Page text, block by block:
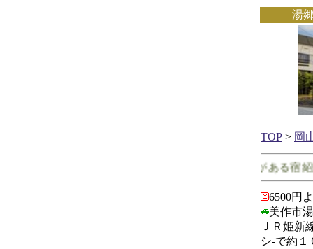
湯
TOP > 岡
岡山県で客室に露天風呂がある宿紹
6500円
美作市
ＪＲ姫新
シ-で約１